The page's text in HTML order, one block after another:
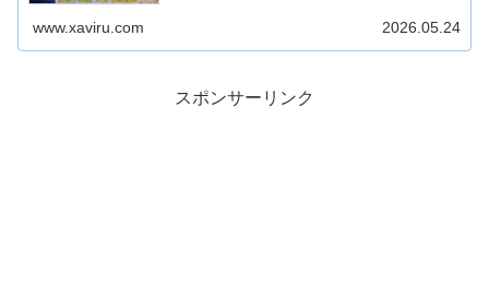
www.xaviru.com 2026.05.24
スポンサーリンク